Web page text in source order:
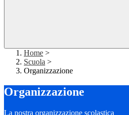
Home >
Scuola >
Organizzazione
Organizzazione
La nostra organizzazione scolastica